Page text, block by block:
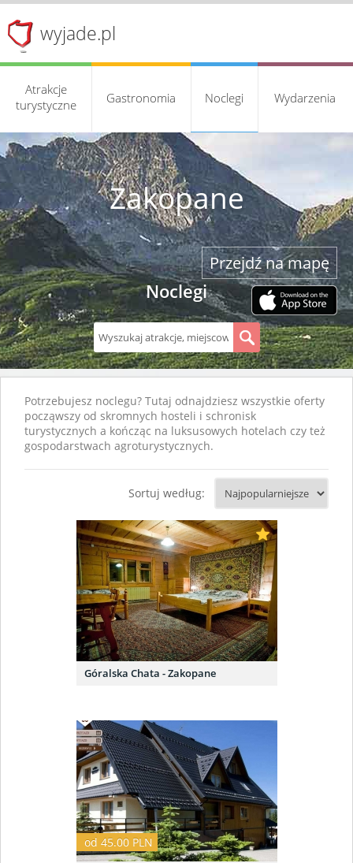
wyjade.pl
Atrakcje
turystyczne
Gastronomia Noclegi Wydarzenia
Zakopane
Noclegi
Przejdź na mapę
Potrzebujesz noclegu? Tutaj odnajdziesz wszystkie oferty
począwszy od skromnych hosteli i schronisk
turystycznych a kończąc na luksusowych hotelach czy też
gospodarstwach agroturystycznych.
Sortuj według:
Góralska Chata - Zakopane
od 45.00 PLN